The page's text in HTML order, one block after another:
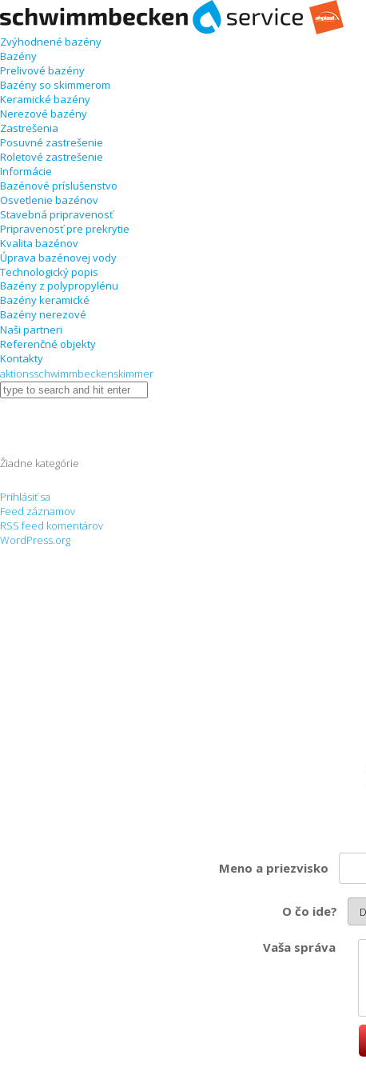
Zvýhodnené bazény
Bazény
Prelivové bazény
Bazény so skimmerom
Keramické bazény
Nerezové bazény
Zastrešenia
Posuvné zastrešenie
Roletové zastrešenie
Informácie
Bazénové príslušenstvo
Osvetlenie bazénov
Stavebná pripravenosť
Pripravenosť pre prekrytie
Kvalita bazénov
Úprava bazénovej vody
Technologický popis
Bazény z polypropylénu
Bazény keramické
Bazény nerezové
Naši partneri
Referenčné objekty
Kontakty
aktionsschwimmbeckenskimmer
Žiadne kategórie
Prihlásiť sa
Feed záznamov
RSS feed komentárov
WordPress.org
Meno a priezvisko
O čo ide?
Vaša správa